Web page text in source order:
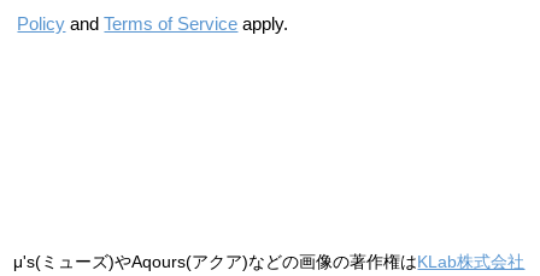
Policy andTerms of Service apply.
μ's(ミューズ)やAqours(アクア)などの画像の著作権はKLab株式会社